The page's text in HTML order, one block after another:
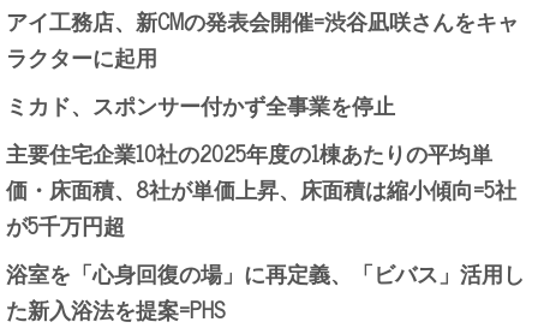
アイ工務店、新CMの発表会開催=渋谷凪咲さんをキャ
ラクターに起用
ミカド、スポンサー付かず全事業を停止
主要住宅企業10社の2025年度の1棟あたりの平均単
価・床面積、8社が単価上昇、床面積は縮小傾向=5社
が5千万円超
浴室を「心身回復の場」に再定義、「ビバス」活用し
た新入浴法を提案=PHS